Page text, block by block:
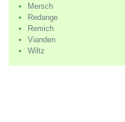
Mersch
Redange
Remich
Vianden
Wiltz